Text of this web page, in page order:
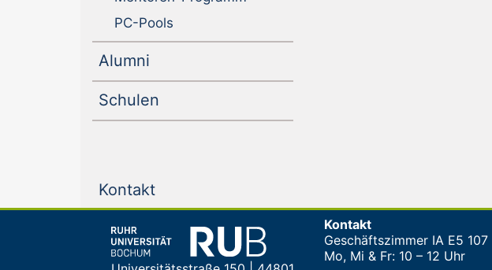
PC-Pools
Alumni
Schulen
Kontakt(current)
Kontakt
Geschäftszimmer IA E5 107
Mo, Mi & Fr: 10 – 12 Uhr